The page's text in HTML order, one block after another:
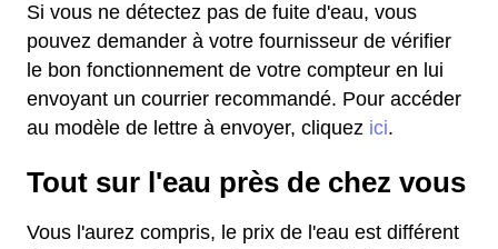
Si vous ne détectez pas de fuite d'eau, vous
pouvez demander à votre fournisseur de vérifier
le bon fonctionnement de votre compteur en lui
envoyant un courrier recommandé. Pour accéder
au modèle de lettre à envoyer, cliquez ici.
Tout sur l'eau près de chez vous
Vous l'aurez compris, le prix de l'eau est différent